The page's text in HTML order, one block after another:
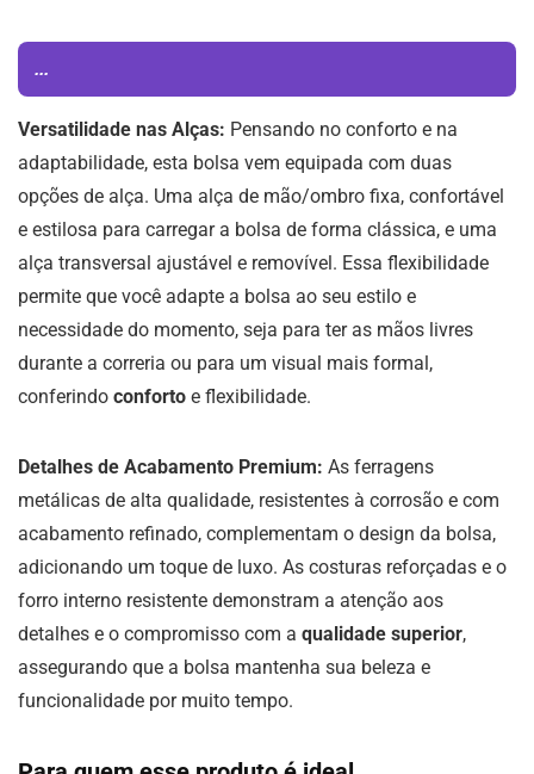
...
Versatilidade nas Alças: Pensando no conforto e na
adaptabilidade, esta bolsa vem equipada com duas
opções de alça. Uma alça de mão/ombro fixa, confortável
e estilosa para carregar a bolsa de forma clássica, e uma
alça transversal ajustável e removível. Essa flexibilidade
permite que você adapte a bolsa ao seu estilo e
necessidade do momento, seja para ter as mãos livres
durante a correria ou para um visual mais formal,
conferindo conforto e flexibilidade.
Detalhes de Acabamento Premium: As ferragens
metálicas de alta qualidade, resistentes à corrosão e com
acabamento refinado, complementam o design da bolsa,
adicionando um toque de luxo. As costuras reforçadas e o
forro interno resistente demonstram a atenção aos
detalhes e o compromisso com a qualidade superior,
assegurando que a bolsa mantenha sua beleza e
funcionalidade por muito tempo.